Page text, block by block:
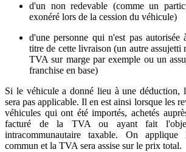
d'un non redevable (comme un
exonéré lors de la cession du véhicule)
d'une personne qui n'est pas
titre de cette livraison (un autre assujetti
TVA sur marge par exemple ou un
franchise en base)
Si le véhicule a donné lieu à une déduction,
sera pas applicable. Il en est ainsi lorsque les
véhicules qui ont été importés, achetés
facturé de la TVA ou ayant fait
intracommunautaire taxable. On
commun et la TVA sera assise sur le prix total.